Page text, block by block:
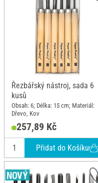
Řezbářský nástroj, sada 6
kusů
Obsah: 6; Délka: 15 cm; Materiál:
Dřevo, Kov
257,89 Kč
Přidat do Košíku